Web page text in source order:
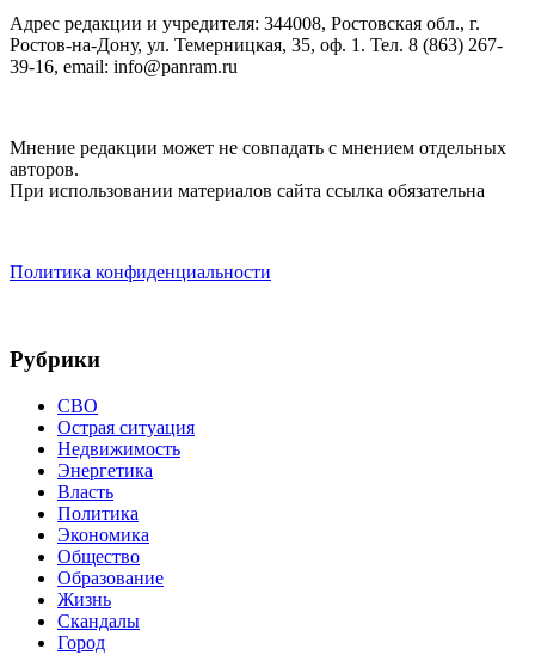
Адрес редакции и учредителя: 344008, Ростовская обл., г.
Ростов-на-Дону, ул. Темерницкая, 35, оф. 1. Тел. 8 (863) 267-
39-16, email: info@panram.ru
Мнение редакции может не совпадать с мнением отдельных
авторов.
При использовании материалов сайта ссылка обязательна
Политика конфиденциальности
Рубрики
СВО
Острая ситуация
Недвижимость
Энергетика
Власть
Политика
Экономика
Общество
Образование
Жизнь
Скандалы
Город